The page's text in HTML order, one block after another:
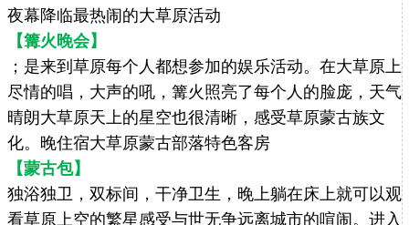
夜幕降临最热闹的大草原活动
【篝火晚会】
；是来到草原每个人都想参加的娱乐活动。在大草原上
尽情的唱，大声的吼，篝火照亮了每个人的脸庞，天气
晴朗大草原天上的星空也很清晰，感受草原蒙古族文
化。晚住宿大草原蒙古部落特色客房
【蒙古包】
独浴独卫，双标间，干净卫生，晚上躺在床上就可以观
看草原上空的繁星感受与世无争远离城市的喧闹。进入